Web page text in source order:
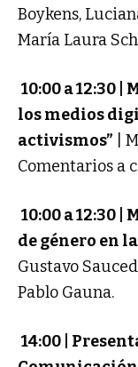
Boykens,
María Laura
10:00 a 12:30 |
los medios
activismos”
Comentarios a
10:00 a 12:30 |
de género en
Gustavo
Pablo Gauna.
14:00 |